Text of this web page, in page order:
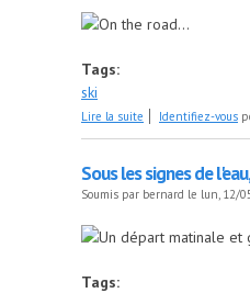
On the road...
Tags:
ski
Lire la suite de Raid ski
Identifiez-vous
Sous les signes de
Soumis par bernard le lun, 12/
Un départ matinale et
Tags: